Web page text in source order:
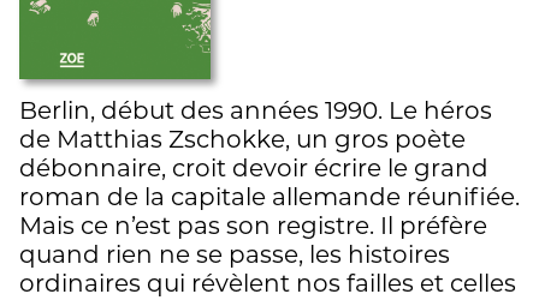
Berlin, début des années 1990. Le héros
de Matthias Zschokke, un gros poète
débonnaire, croit devoir écrire le grand
roman de la capitale allemande réunifiée.
Mais ce n’est pas son registre. Il préfère
quand rien ne se passe, les histoires
ordinaires qui révèlent nos failles et celles